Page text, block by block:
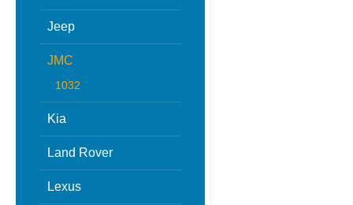
Jeep
JMC
1032
Kia
Land Rover
Lexus